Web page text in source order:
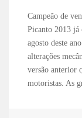
Campeão de
Picanto 2013 já
agosto deste
alterações
versão anterior
motoristas. As